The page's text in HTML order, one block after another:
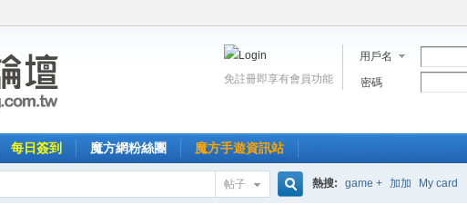
用戶名
密碼
免註冊即享有會員功能
每日簽到 魔方網粉絲團 魔方手遊資訊站
帖子 熱搜: game + 加加 My card